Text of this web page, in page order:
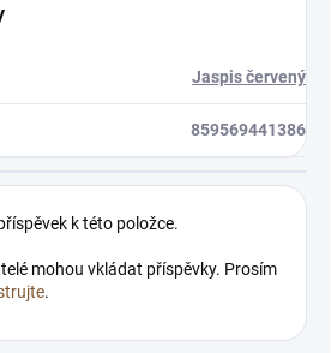
Jaspis červený
859569441386
k této položce.
mohou vkládat příspěvky. Prosím
.